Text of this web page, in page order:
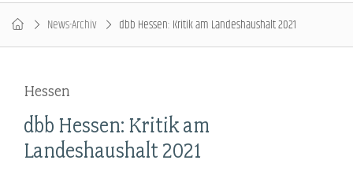
News-Archiv dbb Hessen: Kritik am Landeshaushalt 2021
Hessen
dbb Hessen: Kritik am
Landeshaushalt 2021